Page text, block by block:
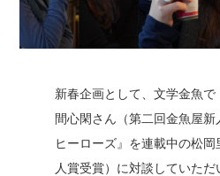
新春企画として、文学金魚
間心閑さん（第二回金魚屋
ヒーローズ』を連載中の松
人賞受賞）に対談していた